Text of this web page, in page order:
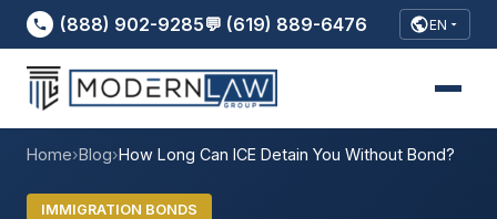
(888) 902-9285💬 (619) 889-6476 EN
Home›Blog›How Long Can ICE Detain You Without Bond?
IMMIGRATION BONDS